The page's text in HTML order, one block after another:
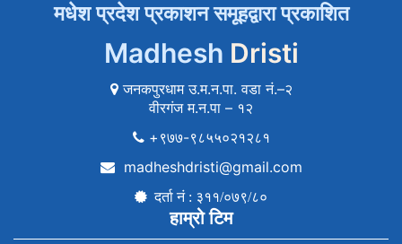
मधेश प्रदेश प्रकाशन समूहद्वारा प्रकाशित
Madhesh Dristi
जनकपुरधाम उ.म.न.पा. वडा नं.–२
वीरगंज म.न.पा – १२
+९७७-९८५५०२१२८१
madheshdristi@gmail.com
दर्ता नं : ३११/०७९/८०
हाम्रो टिम